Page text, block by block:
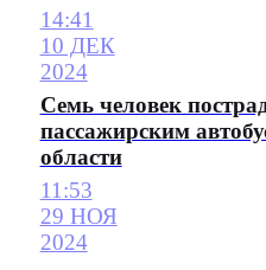
14:41
10 ДЕК
2024
Семь человек
пассажирским
области
11:53
29 НОЯ
2024